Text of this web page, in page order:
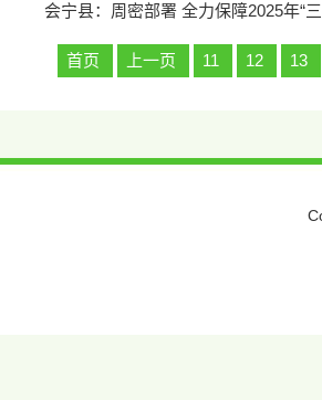
会宁县：周密部署 全力保障2025年“
首页 上一页 11 12 13